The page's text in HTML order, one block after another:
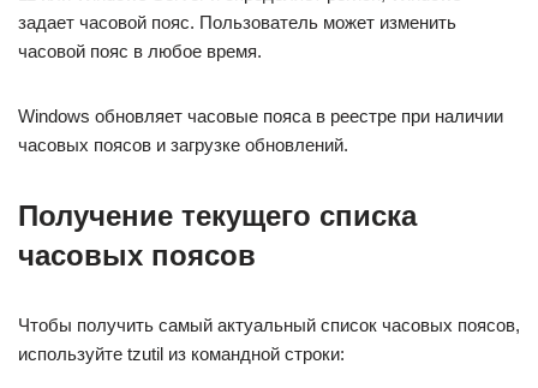
задает часовой пояс. Пользователь может изменить
часовой пояс в любое время.
Windows обновляет часовые пояса в реестре при наличии
часовых поясов и загрузке обновлений.
Получение текущего списка
часовых поясов
Чтобы получить самый актуальный список часовых поясов,
используйте tzutil из командной строки: